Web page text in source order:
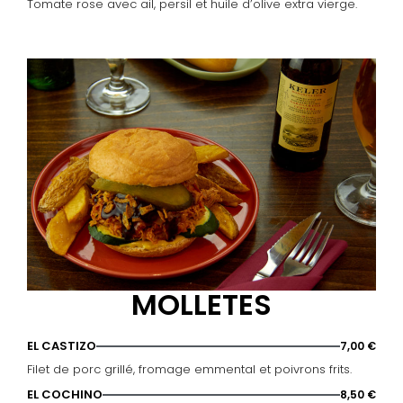
Tomate rose avec ail, persil et huile d’olive extra vierge.
MOLLETES
EL CASTIZO 7,00 €
Filet de porc grillé, fromage emmental et poivrons frits.
EL COCHINO
8,50 €